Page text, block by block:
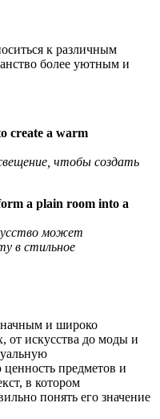
к различным
более уютным и
create a warm
чтобы создать
a plain room into a
может
в стильное
и широко
от искусства до моды и
ценность предметов и
в котором
понять его значение